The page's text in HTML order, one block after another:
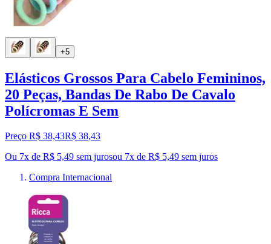
+5
Elásticos Grossos Para Cabelo Femininos,
20 Peças, Bandas De Rabo De Cavalo
Polícromas E Sem
Preço R$ 38,43R$ 38,43
Ou 7x de R$ 5,49 sem jurosou 7x de R$ 5,49 sem juros
Compra Internacional